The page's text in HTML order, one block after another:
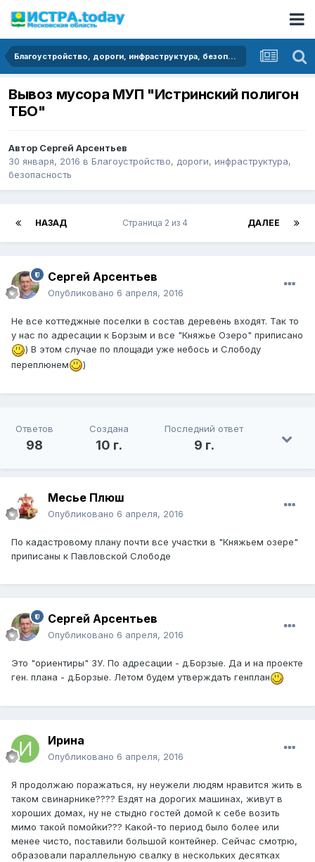
Благоустройство, дороги, инфраструктура, безопасность
Вывоз мусора МУП "Истринский полигон
ТБО"
Автор Сергей Арсентьев
30 января, 2016 в Благоустройство, дороги, инфраструктура,
безопасность
НАЗАД ДАЛЕЕ
Страница 2 из 4
Сергей Арсентьев
Опубликовано 6 апреля, 2016
Не все коттеджные поселки в состав деревень входят. Так то
у нас по адресации к Борзым и все "Княжье Озеро" приписано
) В этом случае по площади уже небось и Слободу
переплюнем
)
Ответов
98
Создана
10 г.
Последний ответ
9 г.
Месье Плюш
Опубликовано 6 апреля, 2016
По кадастровому плану почти все участки в "Княжьем озере"
приписаны к Павловской Слободе
Сергей Арсентьев
Опубликовано 6 апреля, 2016
Это "ориентиры" ЗУ. По адресации - д.Борзые. Да и на проекте
ген. плана - д.Борзые. Летом будем утверждать генплан
Ирина
Опубликовано 6 апреля, 2016
Я продолжаю поражаться, ну неужели людям нравится жить в
таком свинарнике???? Ездят на дорогих машинах, живут в
хороших домах, ну не стыдно гостей домой к себе возить
мимо такой помойки??? Какой-то период было более или
менее чисто, поставили большой контейнер. Сейчас смотрю,
образовали параллельную свалку в нескольких десятках